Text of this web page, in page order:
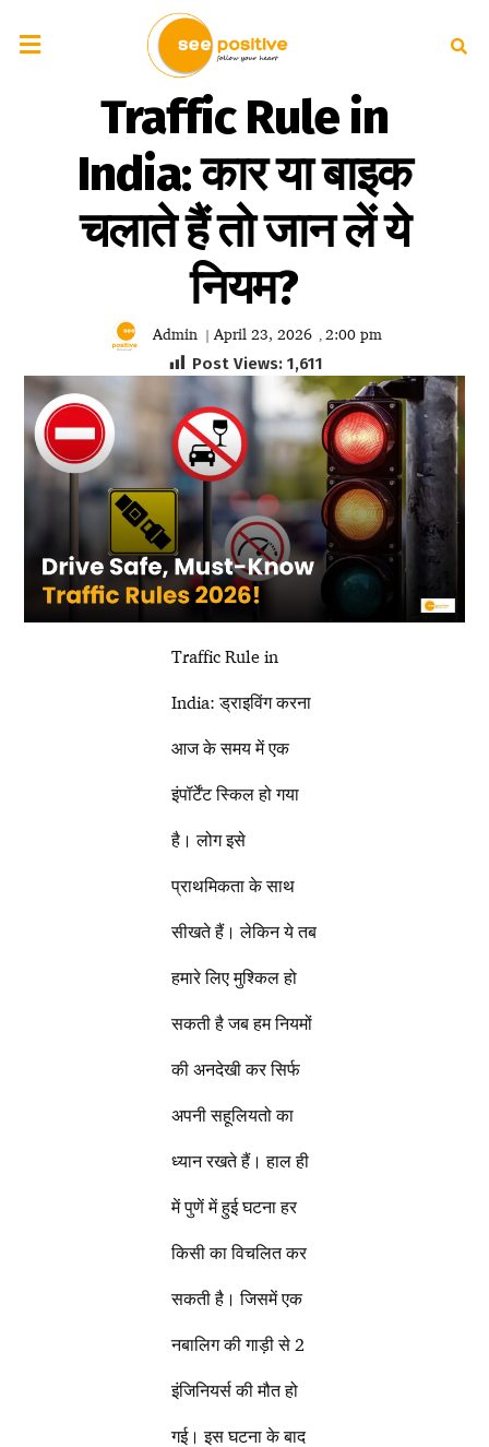
Traffic Rule in
India: कार या बाइक
चलाते हैं तो जान लें ये
नियम?
Admin | April 23, 2026 , 2:00 pm
Post Views: 1,611
Traffic Rule in
India: ड्राइविंग करना
आज के समय में एक
इंपॉर्टेंट स्किल हो गया
है। लोग इसे
प्राथमिकता के साथ
सीखते हैं। लेकिन ये तब
हमारे लिए मुश्किल हो
सकती है जब हम नियमों
की अनदेखी कर सिर्फ
अपनी सहूलियतो का
ध्यान रखते हैं। हाल ही
में पुणें में हुई घटना हर
किसी का विचलित कर
सकती है। जिसमें एक
नबालिग की गाड़ी से 2
इंजिनियर्स की मौत हो
गई। इस घटना के बाद